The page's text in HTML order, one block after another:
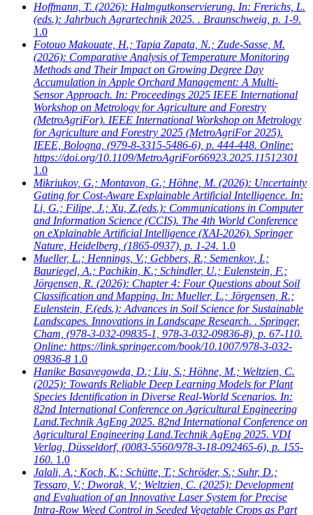
Hoffmann, T. (2026): Halmgutkonservierung. In: Frerichs, L.
(eds.): Jahrbuch Agrartechnik 2025. . Braunschweig, p. 1-9.
1.0
Fotouo Makouate, H.; Tapia Zapata, N.; Zude-Sasse, M.
(2026): Comparative Analysis of Temperature Monitoring
Methods and Their Impact on Growing Degree Day
Accumulation in Apple Orchard Management: A Multi-
Sensor Approach. In: Proceedings 2025 IEEE International
Workshop on Metrology for Agriculture and Forestry
(MetroAgriFor). IEEE International Workshop on Metrology
for Agriculture and Forestry 2025 (MetroAgriFor 2025).
IEEE, Bologna, (979-8-3315-5486-6), p. 444-448. Online:
https://doi.org/10.1109/MetroAgriFor66923.2025.11512301
1.0
Mikriukov, G.; Montavon, G.; Höhne, M. (2026): Uncertainty
Gating for Cost-Aware Explainable Artificial Intelligence. In:
Li, G.; Filipe, J.; Xu, Z.(eds.): Communications in Computer
and Information Science (CCIS). The 4th World Conference
on eXplainable Artificial Intelligence (XAI-2026). Springer
Nature, Heidelberg, (1865-0937), p. 1-24. 1.0
Mueller, L.; Hennings, V.; Gebbers, R.; Semenkov, I.;
Bauriegel, A.; Pachikin, K.; Schindler, U.; Eulenstein, F.;
Jörgensen, R. (2026): Chapter 4: Four Questions about Soil
Classification and Mapping. In: Mueller, L.; Jörgensen, R.;
Eulenstein, F.(eds.): Advances in Soil Science for Sustainable
Landscapes. Innovations in Landscape Research. . Springer,
Cham, (978-3-032-09835-1, 978-3-032-09836-8), p. 67-110.
Online: https://link.springer.com/book/10.1007/978-3-032-
09836-8 1.0
Hanike Basavegowda, D.; Liu, S.; Höhne, M.; Weltzien, C.
(2025): Towards Reliable Deep Learning Models for Plant
Species Identification in Diverse Real-World Scenarios. In:
82nd International Conference on Agricultural Engineering
Land.Technik AgEng 2025. 82nd International Conference on
Agricultural Engineering Land.Technik AgEng 2025. VDI
Verlag, Düsseldorf, (0083-5560/978-3-18-092465-6), p. 155-
160. 1.0
Jalali, A.; Koch, K.; Schütte, T.; Schröder, S.; Suhr, D.;
Tessaro, V.; Dworak, V.; Weltzien, C. (2025): Development
and Evaluation of an Innovative Laser System for Precise
Intra-Row Weed Control in Seeded Vegetable Crops as Part